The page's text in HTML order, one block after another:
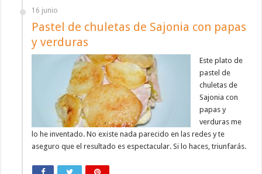
16 junio
Pastel de chuletas de Sajonia con papas
y verduras
Este plato de
pastel de
chuletas de
Sajonia con
papas y
verduras me
lo he inventado. No existe nada parecido en las redes y te
aseguro que el resultado es espectacular. Si lo haces, triunfarás.